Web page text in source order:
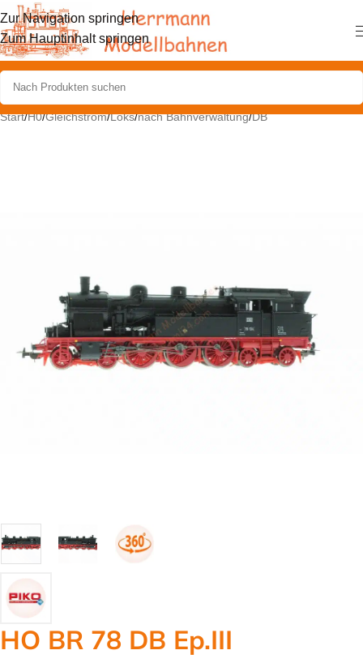
Zur Navigation springen
Zum Hauptinhalt springen
Start/H0/Gleichstrom/Loks/nach Bahnverwaltung/DB
HO BR 78 DB Ep.III